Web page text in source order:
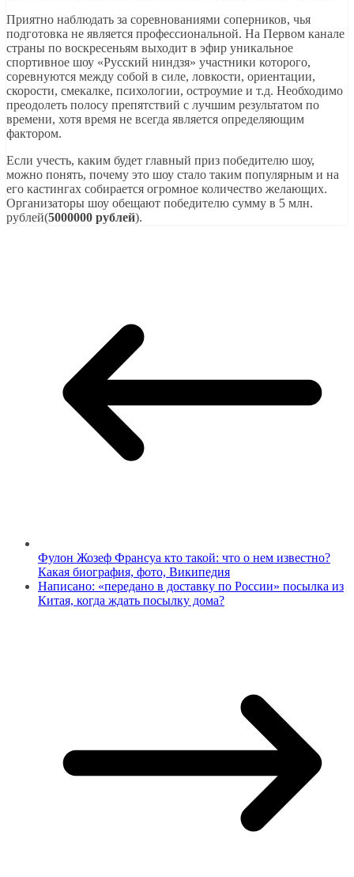
Приятно наблюдать за соревнованиями соперников, чья
подготовка не является профессиональной. На Первом канале
страны по воскресеньям выходит в эфир уникальное
спортивное шоу «Русский ниндзя» участники которого,
соревнуются между собой в силе, ловкости, ориентации,
скорости, смекалке, психологии, остроумие и т.д. Необходимо
преодолеть полосу препятствий с лучшим результатом по
времени, хотя время не всегда является определяющим
фактором.
Если учесть, каким будет главный приз победителю шоу,
можно понять, почему это шоу стало таким популярным и на
его кастингах собирается огромное количество желающих.
Организаторы шоу обещают победителю сумму в 5 млн.
рублей(5000000 рублей).
Фулон Жозеф Франсуа кто такой: что о нем известно?
Какая биография, фото, Википедия
Написано: «передано в доставку по России» посылка из
Китая, когда ждать посылку дома?